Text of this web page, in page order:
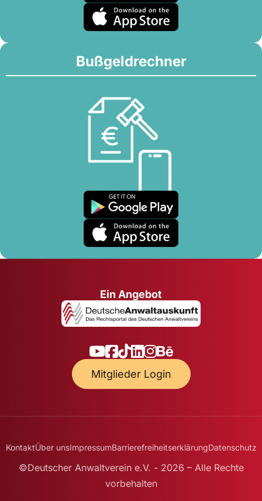
Bußgeldrechner
Ein Angebot
Mitglieder Login
KontaktÜber unsImpressumBarrierefreiheitserklärungDatenschutz
©Deutscher Anwaltverein e.V. - 2026 – Alle Rechte
vorbehalten